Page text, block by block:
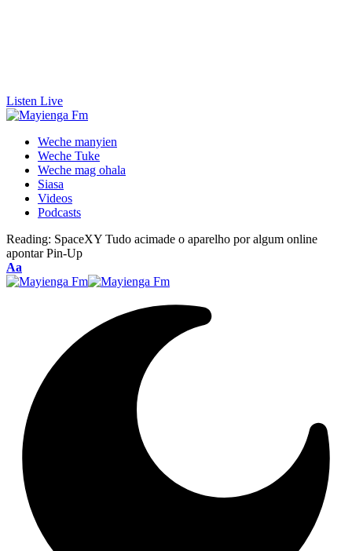
Listen Live
Weche manyien
Weche Tuke
Weche mag ohala
Siasa
Videos
Podcasts
Reading: SpaceXY Tudo acimade o aparelho por algum online
apontar Pin-Up
Font
Resizer
Aa